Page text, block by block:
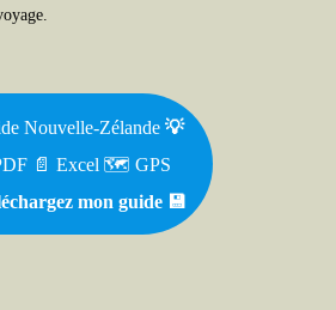
Nouvelle-Zélande 💡
📄 Excel 🗺️ GPS
mon guide 💾